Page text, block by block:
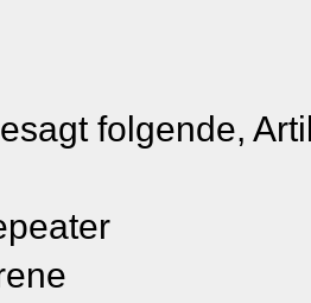
folgende,